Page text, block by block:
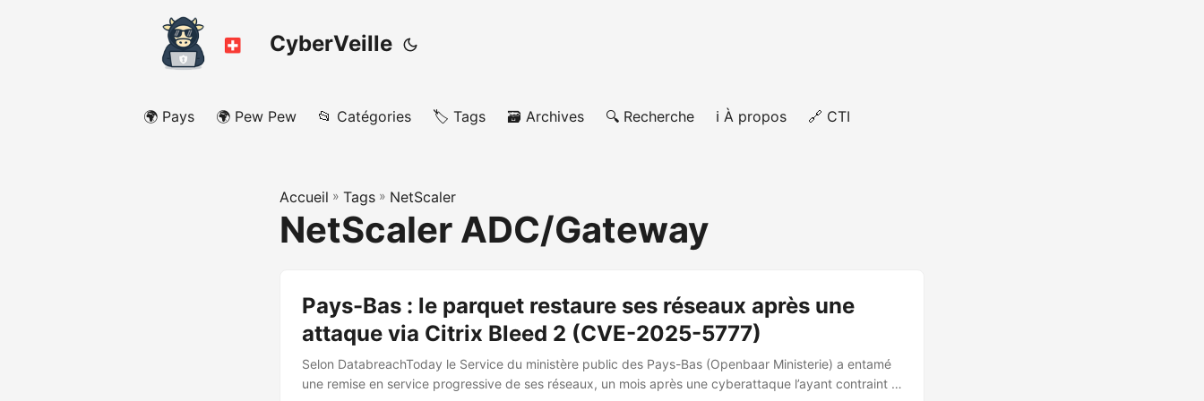
CyberVeille
🌍 Pays 🌍 Pew Pew 📂 Catégories 🏷️ Tags 🗃️ Archives 🔍 Recherche ℹ️ À propos 🔗 CTI
Accueil » Tags » NetScaler
NetScaler ADC/Gateway
Pays-Bas : le parquet restaure ses réseaux après une
attaque via Citrix Bleed 2 (CVE-2025-5777)
Selon DatabreachToday le Service du ministère public des Pays-Bas (Openbaar Ministerie) a entamé
une remise en service progressive de ses réseaux, un mois après une cyberattaque l’ayant contraint à